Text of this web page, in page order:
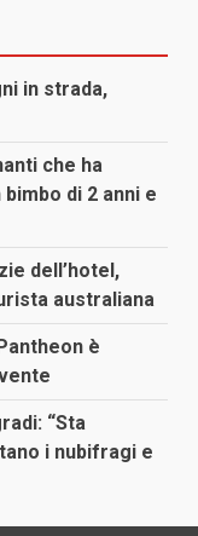
in strada,
che ha
di 2 anni e
dell’hotel,
australiana
è
“Sta
i nubifragi e